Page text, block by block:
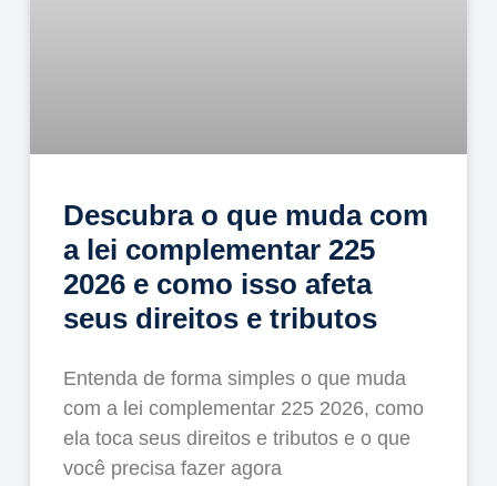
Descubra o que muda com
a lei complementar 225
2026 e como isso afeta
seus direitos e tributos
Entenda de forma simples o que muda
com a lei complementar 225 2026, como
ela toca seus direitos e tributos e o que
você precisa fazer agora